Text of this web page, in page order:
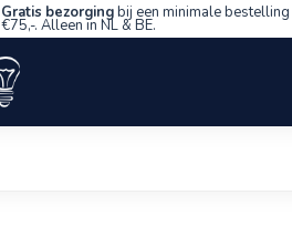
Gratis bezorgingbij een minimale bestelling
€75,-. Alleen in NL & BE.